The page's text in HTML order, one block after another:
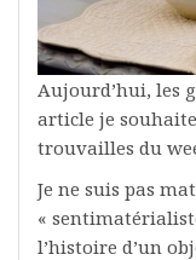
Aujourd’hui, les
article je
trouvailles du
Je ne suis pas
«
l’histoire d’un